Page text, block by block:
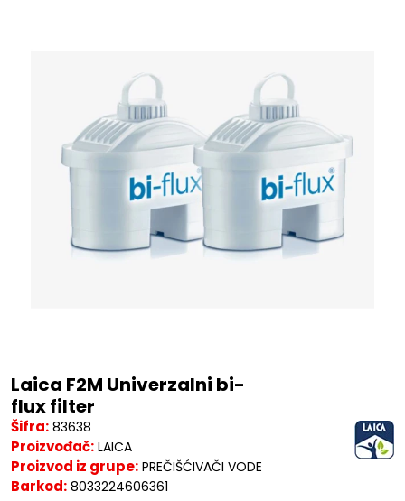
Laica F2M Univerzalni bi-
flux filter
Šifra: 83638
Proizvođač: LAICA
Proizvod iz grupe: PREČIŠĆIVAČI VODE
Barkod: 8033224606361